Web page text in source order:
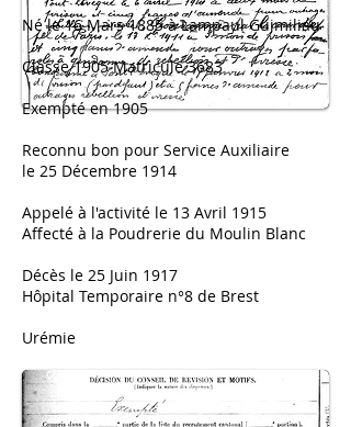
Né le 16 Mars 1885 à Lampaul Guimiliau
Classe 1905 Matricule 3683
Exempté en 1905
Reconnu bon pour Service Auxiliaire
le 25 Décembre 1914
Appelé à l'activité le 13 Avril 1915
Affecté à la Poudrerie du Moulin Blanc
Décès le 25 Juin 1917
Hôpital Temporaire n°8 de Brest
Urémie